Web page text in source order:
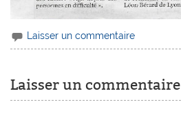
Laisser un commentaire
Laisser un commentaire